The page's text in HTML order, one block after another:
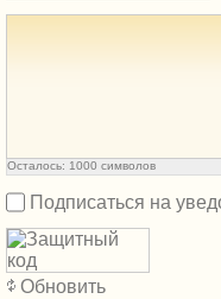
Осталось: 1000 символов
Подписаться на
Обновить